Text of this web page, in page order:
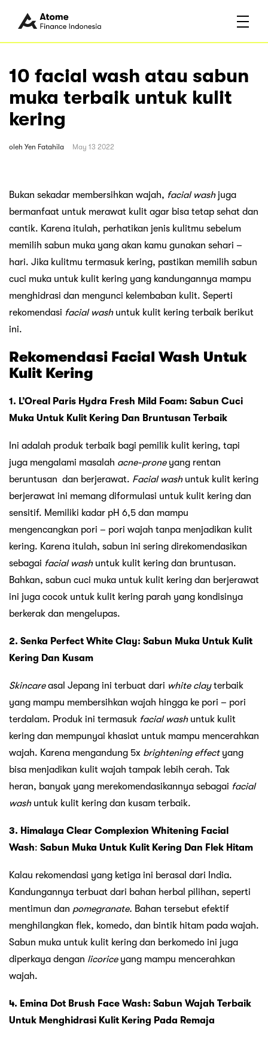
10 facial wash atau sabun
muka terbaik untuk kulit
kering
oleh Yen Fatahila May 13 2022
Bukan sekadar membersihkan wajah, facial wash juga
bermanfaat untuk merawat kulit agar bisa tetap sehat dan
cantik. Karena itulah, perhatikan jenis kulitmu sebelum
memilih sabun muka yang akan kamu gunakan sehari –
hari. Jika kulitmu termasuk kering, pastikan memilih sabun
cuci muka untuk kulit kering yang kandungannya mampu
menghidrasi dan mengunci kelembaban kulit. Seperti
rekomendasi facial washuntuk kulit kering terbaik berikut
ini.
Rekomendasi Facial Wash Untuk
Kulit Kering
1. L’Oreal Paris Hydra Fresh Mild Foam: Sabun Cuci
Muka Untuk Kulit Kering Dan Bruntusan Terbaik
Ini adalah produk terbaik bagi pemilik kulit kering, tapi
juga mengalami masalah acne-prone yang rentan
beruntusan dan berjerawat. Facial washuntuk kulit kering
berjerawat ini memang diformulasi untuk kulit kering dan
sensitif. Memiliki kadar pH 6,5 dan mampu
mengencangkan pori – pori wajah tanpa menjadikan kulit
kering. Karena itulah, sabun ini sering direkomendasikan
sebagai facial washuntuk kulit kering dan bruntusan.
Bahkan, sabun cuci muka untuk kulit kering dan berjerawat
ini juga cocok untuk kulit kering parah yang kondisinya
berkerak dan mengelupas.
2. Senka Perfect White Clay: Sabun Muka Untuk Kulit
Kering Dan Kusam
Skincareasal Jepang ini terbuat dari white clayterbaik
yang mampu membersihkan wajah hingga ke pori – pori
terdalam. Produk ini termasuk facial washuntuk kulit
kering dan mempunyai khasiat untuk mampu mencerahkan
wajah. Karena mengandung 5x brightening effect yang
bisa menjadikan kulit wajah tampak lebih cerah. Tak
heran, banyak yang merekomendasikannya sebagai facial
washuntuk kulit kering dan kusam terbaik.
3. Himalaya Clear Complexion Whitening Facial
Wash: Sabun Muka Untuk Kulit Kering Dan Flek Hitam
Kalau rekomendasi yang ketiga ini berasal dari India.
Kandungannya terbuat dari bahan herbal pilihan, seperti
mentimun dan pomegranate. Bahan tersebut efektif
menghilangkan flek, komedo, dan bintik hitam pada wajah.
Sabun muka untuk kulit kering dan berkomedo ini juga
diperkaya dengan licoriceyang mampu mencerahkan
wajah.
4. Emina Dot Brush Face Wash: Sabun Wajah Terbaik
Untuk Menghidrasi Kulit Kering Pada Remaja